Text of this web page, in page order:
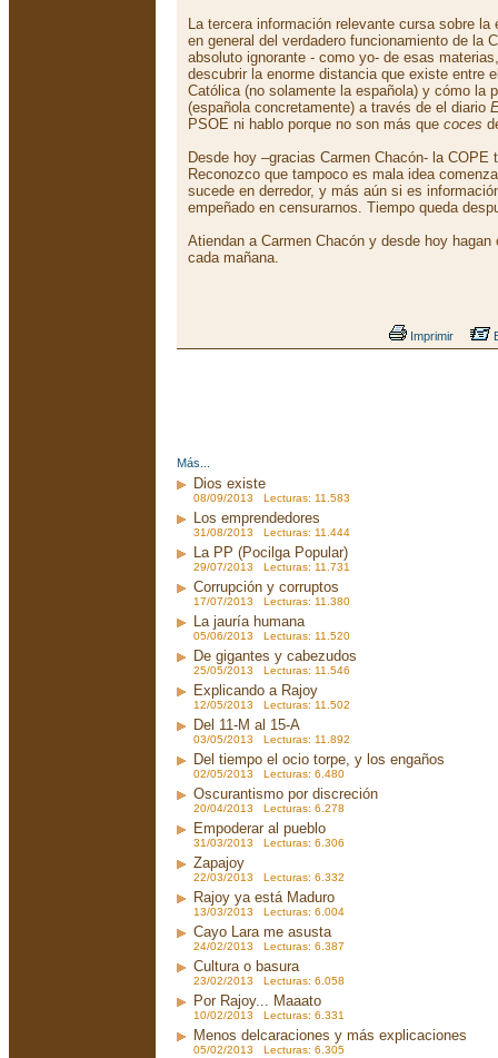
La tercera información relevante cursa sobre la
en general del verdadero funcionamiento de la
absoluto ignorante - como yo- de esas
descubrir la enorme distancia que existe entre
Católica (no solamente la española) y cómo la
(española concretamente) a través de el diario
PSOE ni hablo porque no son más que coces
Desde hoy –gracias Carmen Chacón- la COPE
Reconozco que tampoco es mala idea
sucede en derredor, y más aún si es
empeñado en censurarnos. Tiempo queda
Atiendan a Carmen Chacón y desde hoy
cada mañana.
Imprimir
Más...
Dios existe
08/09/2013 Lecturas: 11.583
Los emprendedores
31/08/2013 Lecturas: 11.444
La PP (Pocilga Popular)
29/07/2013 Lecturas: 11.731
Corrupción y corruptos
17/07/2013 Lecturas: 11.380
La jauría humana
05/06/2013 Lecturas: 11.520
De gigantes y cabezudos
25/05/2013 Lecturas: 11.546
Explicando a Rajoy
12/05/2013 Lecturas: 11.502
Del 11-M al 15-A
03/05/2013 Lecturas: 11.892
Del tiempo el ocio torpe, y los engaños
02/05/2013 Lecturas: 6.480
Oscurantismo por discreción
20/04/2013 Lecturas: 6.278
Empoderar al pueblo
31/03/2013 Lecturas: 6.306
Zapajoy
22/03/2013 Lecturas: 6.332
Rajoy ya está Maduro
13/03/2013 Lecturas: 6.004
Cayo Lara me asusta
24/02/2013 Lecturas: 6.387
Cultura o basura
23/02/2013 Lecturas: 6.058
Por Rajoy... Maaato
10/02/2013 Lecturas: 6.331
Menos delcaraciones y más explicaciones
05/02/2013 Lecturas: 6.305